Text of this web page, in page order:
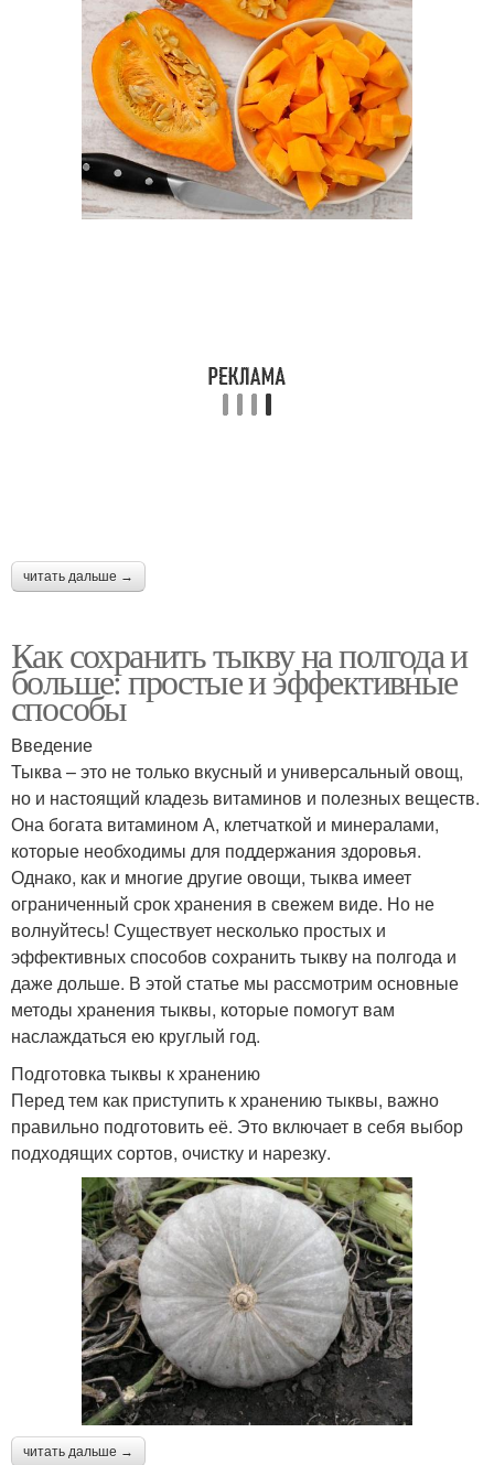
Тыквы при правильном
хранении
Тыквы на срок
Вареная тыква Тыквы в доме
Прошлогодняя тыква
читать дальше →
Как сохранить тыкву на полгода и
больше: простые и эффективные
способы
Введение
Тыква – это не только вкусный и универсальный овощ,
но и настоящий кладезь витаминов и полезных веществ.
Она богата витамином А, клетчаткой и минералами,
которые необходимы для поддержания здоровья.
Однако, как и многие другие овощи, тыква имеет
ограниченный срок хранения в свежем виде. Но не
волнуйтесь! Существует несколько простых и
эффективных способов сохранить тыкву на полгода и
даже дольше. В этой статье мы рассмотрим основные
методы хранения тыквы, которые помогут вам
наслаждаться ею круглый год.
Подготовка тыквы к хранению
Перед тем как приступить к хранению тыквы, важно
правильно подготовить её. Это включает в себя выбор
подходящих сортов, очистку и нарезку.
читать дальше →